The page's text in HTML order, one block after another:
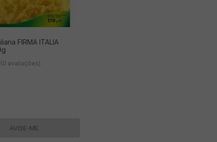
FIRMA ITALIA
(0 avaliações)
AVISE-ME